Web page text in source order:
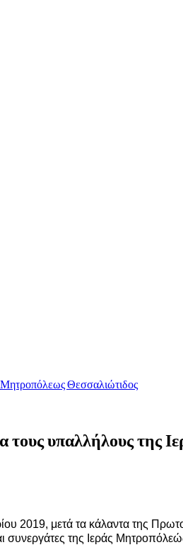
Μητροπόλεως Θεσσαλιώτιδος
τους υπαλλήλους της
2019, μετά τα κάλαντα της
συνεργάτες της Ιεράς